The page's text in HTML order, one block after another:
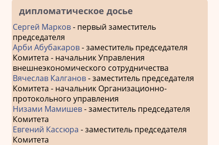
дипломатическое досье
Сергей Марков- первый заместитель
председателя
Арби Абубакаров- заместитель председателя
Комитета - начальник Управления
внешнеэкономического сотрудничества
Вячеслав Калганов- заместитель председателя
Комитета - начальник Организационно-
протокольного управления
Низами Мамишев- заместитель председателя
Комитета
Евгений Кассюра - заместитель председателя
Комитета